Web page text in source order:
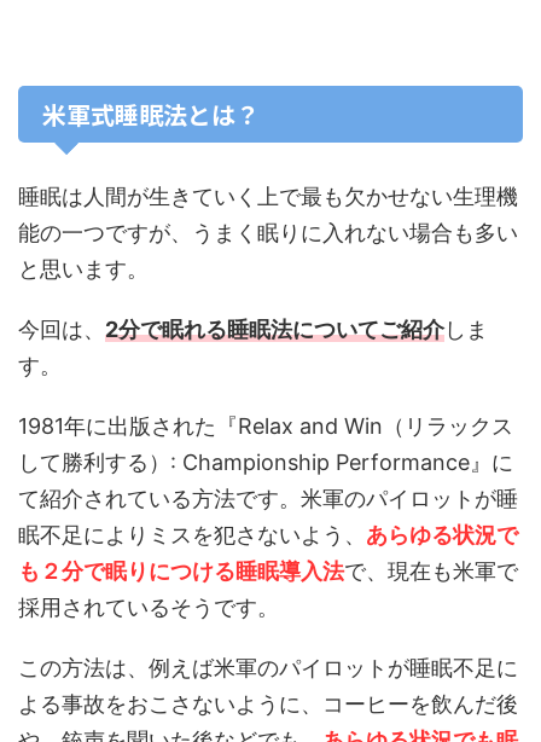
米軍式睡眠法とは？
睡眠は人間が生きていく上で最も欠かせない生理機
能の一つですが、うまく眠りに入れない場合も多い
と思います。
今回は、 2分で眠れる睡眠法についてご紹介しま
す。
1981年に出版された『Relax and Win（リラックス
して勝利する）: Championship Performance』に
て紹介されている方法です。米軍のパイロットが睡
眠不足によりミスを犯さないよう、 あらゆる状況で
も２分で眠りにつける睡眠導入法で、現在も米軍で
採用されているそうです。
この方法は、例えば米軍のパイロットが睡眠不足に
よる事故をおこさないように、コーヒーを飲んだ後